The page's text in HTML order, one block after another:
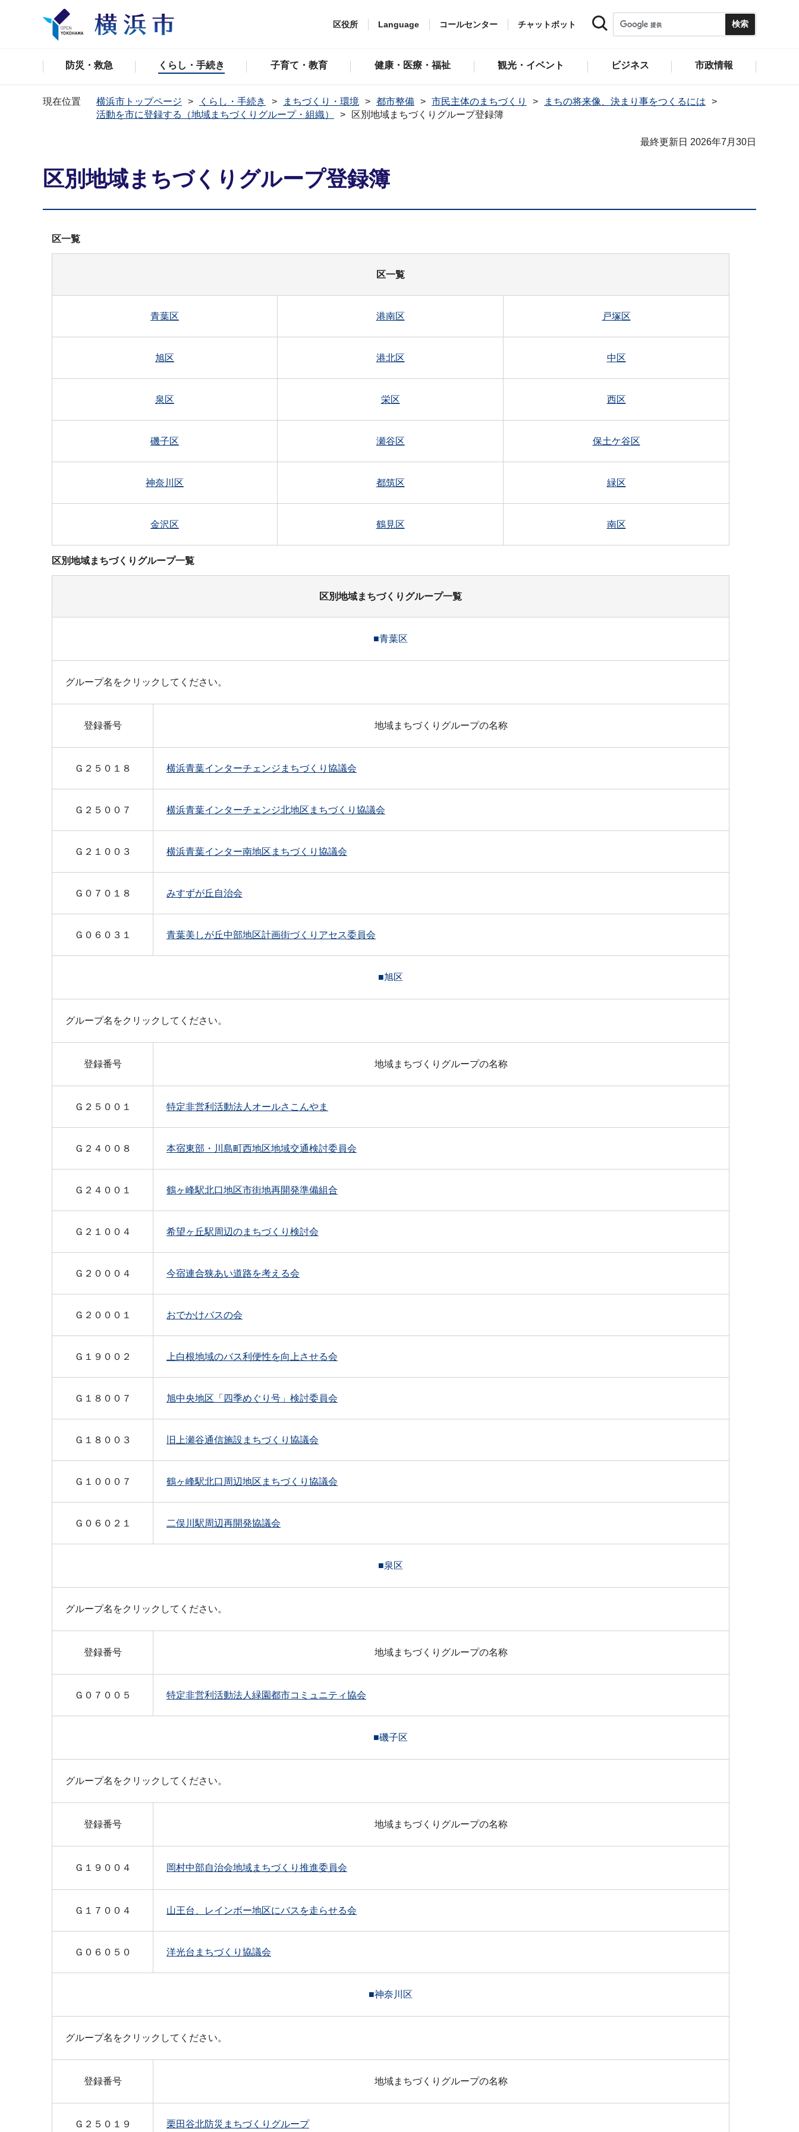
区役所 Language コールセンター チャットボット
防災・救急 くらし・手続き 子育て・教育 健康・医療・福祉 観光・イベント ビジネス 市政情報
現在位置 横浜市トップページ くらし・手続き まちづくり・環境 都市整備 市民主体のまちづくり
まちの将来像、決まり事をつくるには
活動を市に登録する（地域まちづくりグループ・組織）
区別地域まちづくりグループ登録簿
最終更新日 2026年7月30日
区別地域まちづくりグループ登録簿
区一覧
区一覧
青葉区 港南区 戸塚区
旭区 港北区 中区
泉区 栄区 西区
磯子区 瀬谷区 保土ケ谷区
神奈川区 都筑区 緑区
金沢区 鶴見区 南区
区別地域まちづくりグループ一覧
区別地域まちづくりグループ一覧
■青葉区
グループ名をクリックしてください。
登録番号 地域まちづくりグループの名称
Ｇ２５０１８ 横浜青葉インターチェンジまちづくり協議会
Ｇ２５００７ 横浜青葉インターチェンジ北地区まちづくり協議会
Ｇ２１００３ 横浜青葉インター南地区まちづくり協議会
Ｇ０７０１８ みすずが丘自治会
Ｇ０６０３１ 青葉美しが丘中部地区計画街づくりアセス委員会
■旭区
グループ名をクリックしてください。
登録番号 地域まちづくりグループの名称
Ｇ２５００１ 特定非営利活動法人オールさこんやま
Ｇ２４００８ 本宿東部・川島町西地区地域交通検討委員会
Ｇ２４００１ 鶴ヶ峰駅北口地区市街地再開発準備組合
Ｇ２１００４ 希望ヶ丘駅周辺のまちづくり検討会
Ｇ２０００４ 今宿連合狭あい道路を考える会
Ｇ２０００１ おでかけバスの会
Ｇ１９００２ 上白根地域のバス利便性を向上させる会
Ｇ１８００７ 旭中央地区「四季めぐり号」検討委員会
Ｇ １８００３ 旧上瀬谷通信施設まちづくり協議会
Ｇ１０００７ 鶴ヶ峰駅北口周辺地区まちづくり協議会
Ｇ０６０２１ 二俣川駅周辺再開発協議会
■泉区
グループ名をクリックしてください。
登録番号 地域まちづくりグループの名称
Ｇ０７００５ 特定非営利活動法人緑園都市コミュニティ協会
■磯子区
グループ名をクリックしてください。
登録番号 地域まちづくりグループの名称
Ｇ１９００４ 岡村中部自治会地域まちづくり推進委員会
Ｇ１７００４ 山王台、レインボー地区にバスを走らせる会
Ｇ０６０５０ 洋光台まちづくり協議会
■神奈川区
グループ名をクリックしてください。
登録番号 地域まちづくりグループの名称
Ｇ２５０１９ 栗田谷北防災まちづくりグループ